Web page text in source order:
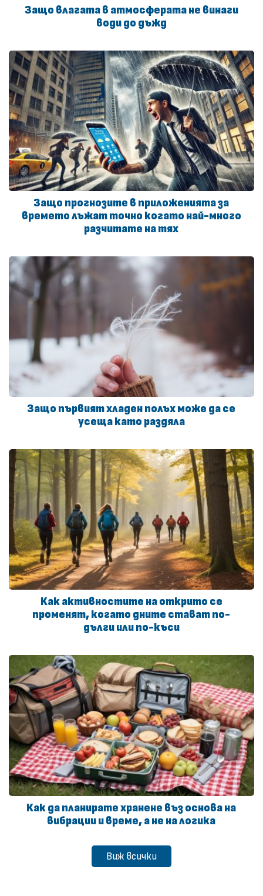
Защо влагата в атмосферата не винаги
води до дъжд
Защо прогнозите в приложенията за
времето лъжат точно когато най-много
разчитате на тях
Защо първият хладен полъх може да се
усеща като раздяла
Как активностите на открито се
променят, когато дните стават по-
дълги или по-къси
Как да планирате хранене въз основа на
вибрации и време, а не на логика
Виж всички